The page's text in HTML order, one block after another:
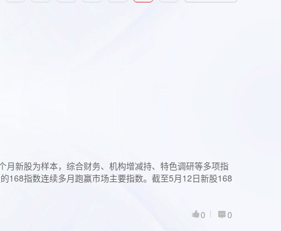
新股为样本，综合财务、机构增减持、特色调研等多项指
168指数连续多月跑赢市场主要指数。截至5月12日新股168
0
0